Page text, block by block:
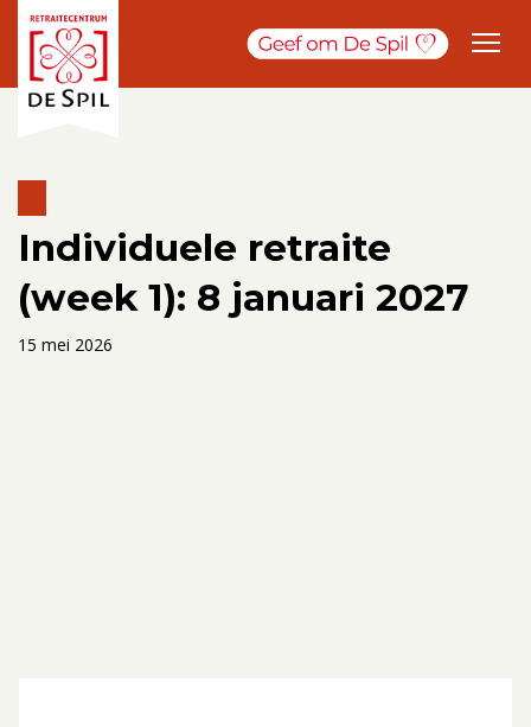
Individuele retraite
(week 1): 8 januari 2027
15 mei 2026